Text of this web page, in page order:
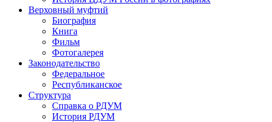
Верховный муфтий
Биография
Книга
Фильм
Фотогалерея
Законодательство
Федеральное
Республиканское
Структура
Справка о РДУМ
История РДУМ